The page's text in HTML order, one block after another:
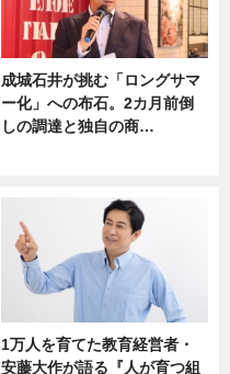
成城石井が挑む「ロングサマ
ー化」への布石。2カ月前倒
しの調達と独自の商…
1万人を育てた教育経営者・
安藤大作が語る『人が育つ組